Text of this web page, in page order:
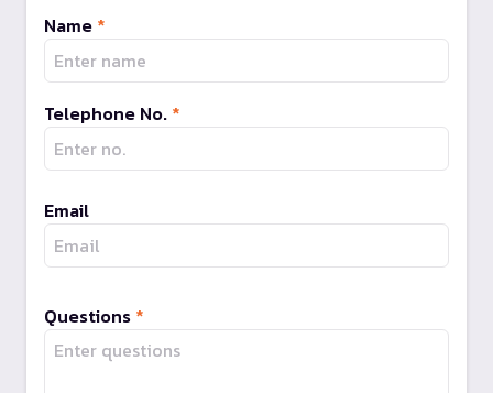
Name *
Telephone No. *
Email
Questions *